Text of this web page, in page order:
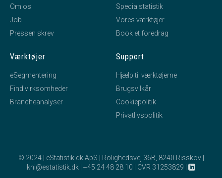
Om os
Job
Pressen skrev
Specialstatistik
Vores værktøjer
Book et foredrag
Værktøjer
eSegmentering
Find virksomheder
Brancheanalyser
Support
Hjælp til værktøjerne
Brugsvilkår
Cookiepolitik
Privatlivspolitik
© 2024 | eStatistik.dk ApS | Rolighedsvej 36B, 8240 Risskov |
kni@estatistik.dk +45 24 48 28 10 CVR 31253829